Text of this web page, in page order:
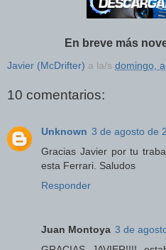
En breve más
Javier (McDrifter) a la/s domingo,
10 comentarios:
Unknown 3 de agosto de
Gracias Javier por tu
esta Ferrari. Saludos
Responder
Juan Montoya 3 de